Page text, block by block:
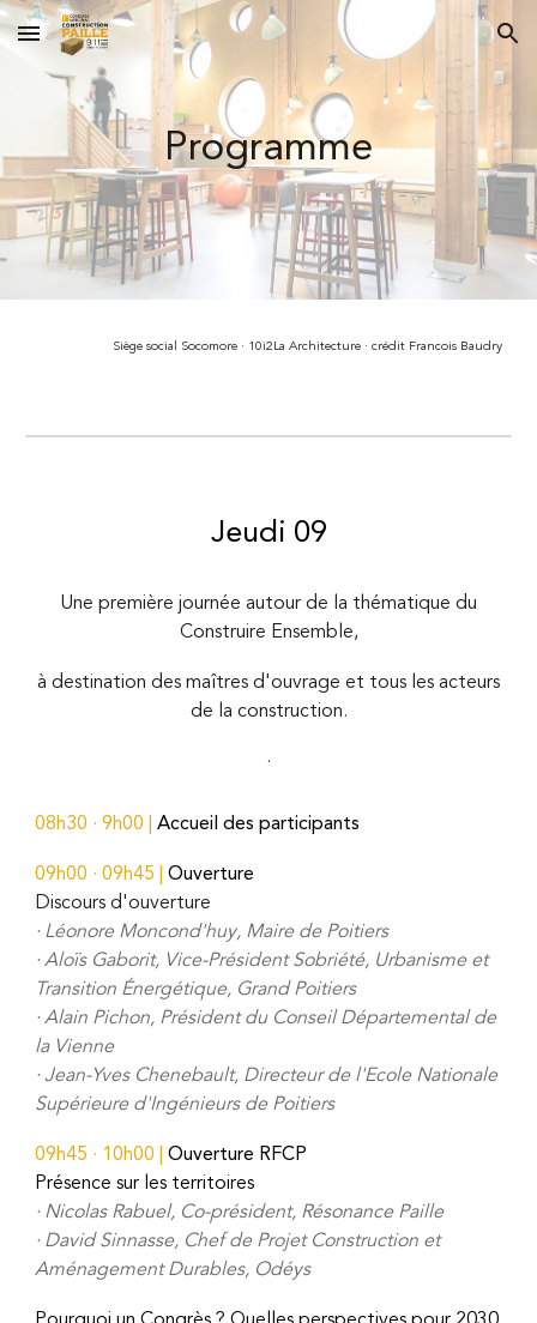
Skip to main content Skip to navigation
Programme
Siège social Socomore · 10i2 La Architecture · crédit Francois Baudry
Jeudi 09
Une première journée autour de la thématique du
Construire Ensemble,
à destination des maîtres d'ouvrage et tous les acteurs
de la construction.
·
08h30 · 9h00 |Accueil des participants
09h00 · 09h45 |Ouverture
Discours d'ouverture
· Léonore Moncond'huy, Maire de Poitiers
·Aloïs Gaborit, Vice-Président Sobriété, Urbanisme et
Transition Énergétique, Grand Poitiers
·Alain Pichon, Président du Conseil Départemental de
la Vienne
·Jean-Yves Chenebault, Directeur de l'Ecole Nationale
Supérieure d'Ingénieurs de Poitiers
09h45 · 10h00 |Ouverture RFCP
Présence sur les territoires
· Nicolas Rabuel, Co-président, Résonance Paille
· David Sinnasse, Chef de Projet Construction et
Aménagement Durables, Odéys